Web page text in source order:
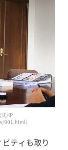
HP
001.html)
ティも取り